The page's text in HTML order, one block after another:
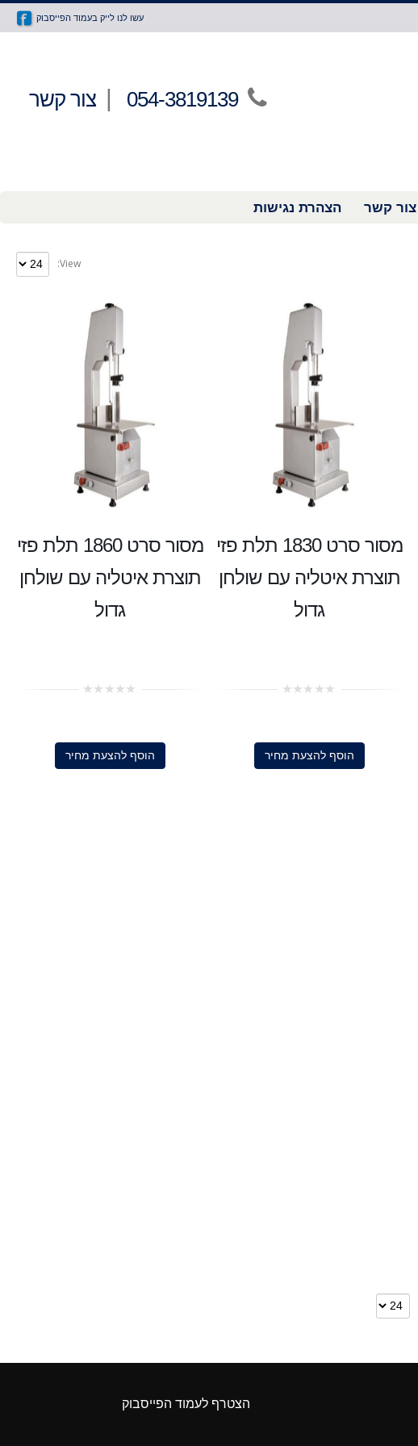
עשו לנו לייק בעמוד הפייסבוק
054-3819139
| צור קשר
צור קשר הצהרת נגישות
View:
מסור סרט 1830 תלת פזי
תוצרת איטליה עם שולחן
גדול
הוסף להצעת מחיר
מסור סרט 1860 תלת פזי
תוצרת איטליה עם שולחן
גדול
הוסף להצעת מחיר
הצטרף לעמוד הפייסבוק